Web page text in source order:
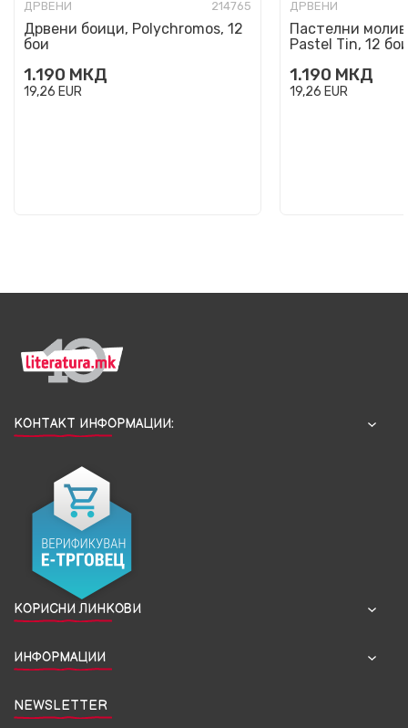
ДРВЕНИ 214765
Дрвени боици, Polychromos, 12
бои
1.190 МКД
19,26 EUR
ДРВЕНИ
Пастелни
Pastel Tin, 12
1.190 МКД
19,26 EUR
КОНТАКТ ИНФОРМАЦИИ:
КОРИСНИ ЛИНКОВИ
ИНФОРМАЦИИ
NEWSLETTER